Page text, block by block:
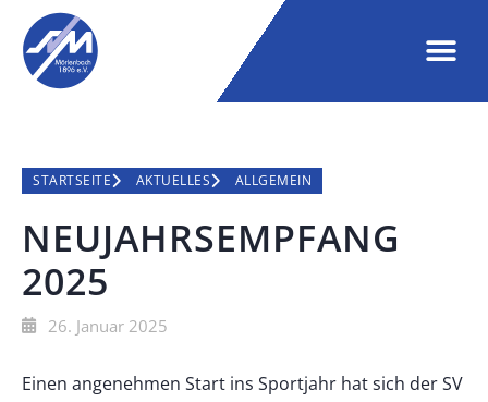
STARTSEITE AKTUELLES ALLGEMEIN
NEUJAHRSEMPFANG
2025
26. Januar 2025
Einen angenehmen Start ins Sportjahr hat sich der SV